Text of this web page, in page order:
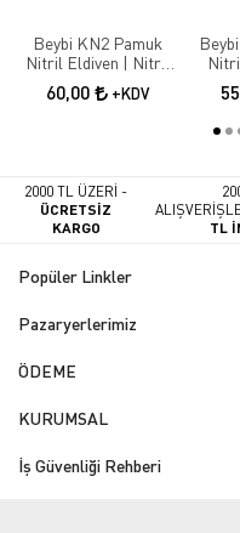
Beybi KN2 Pamuk
Nitril Eldiven | Nitril
Kaplama İş Güvenliği
Eldiveni
60,00 +KDV
2000 TL ÜZERİ -
ÜCRETSİZ
KARGO
TL
Popüler Linkler
Pazaryerlerimiz
ÖDEME
KURUMSAL
İş Güvenliği Rehberi